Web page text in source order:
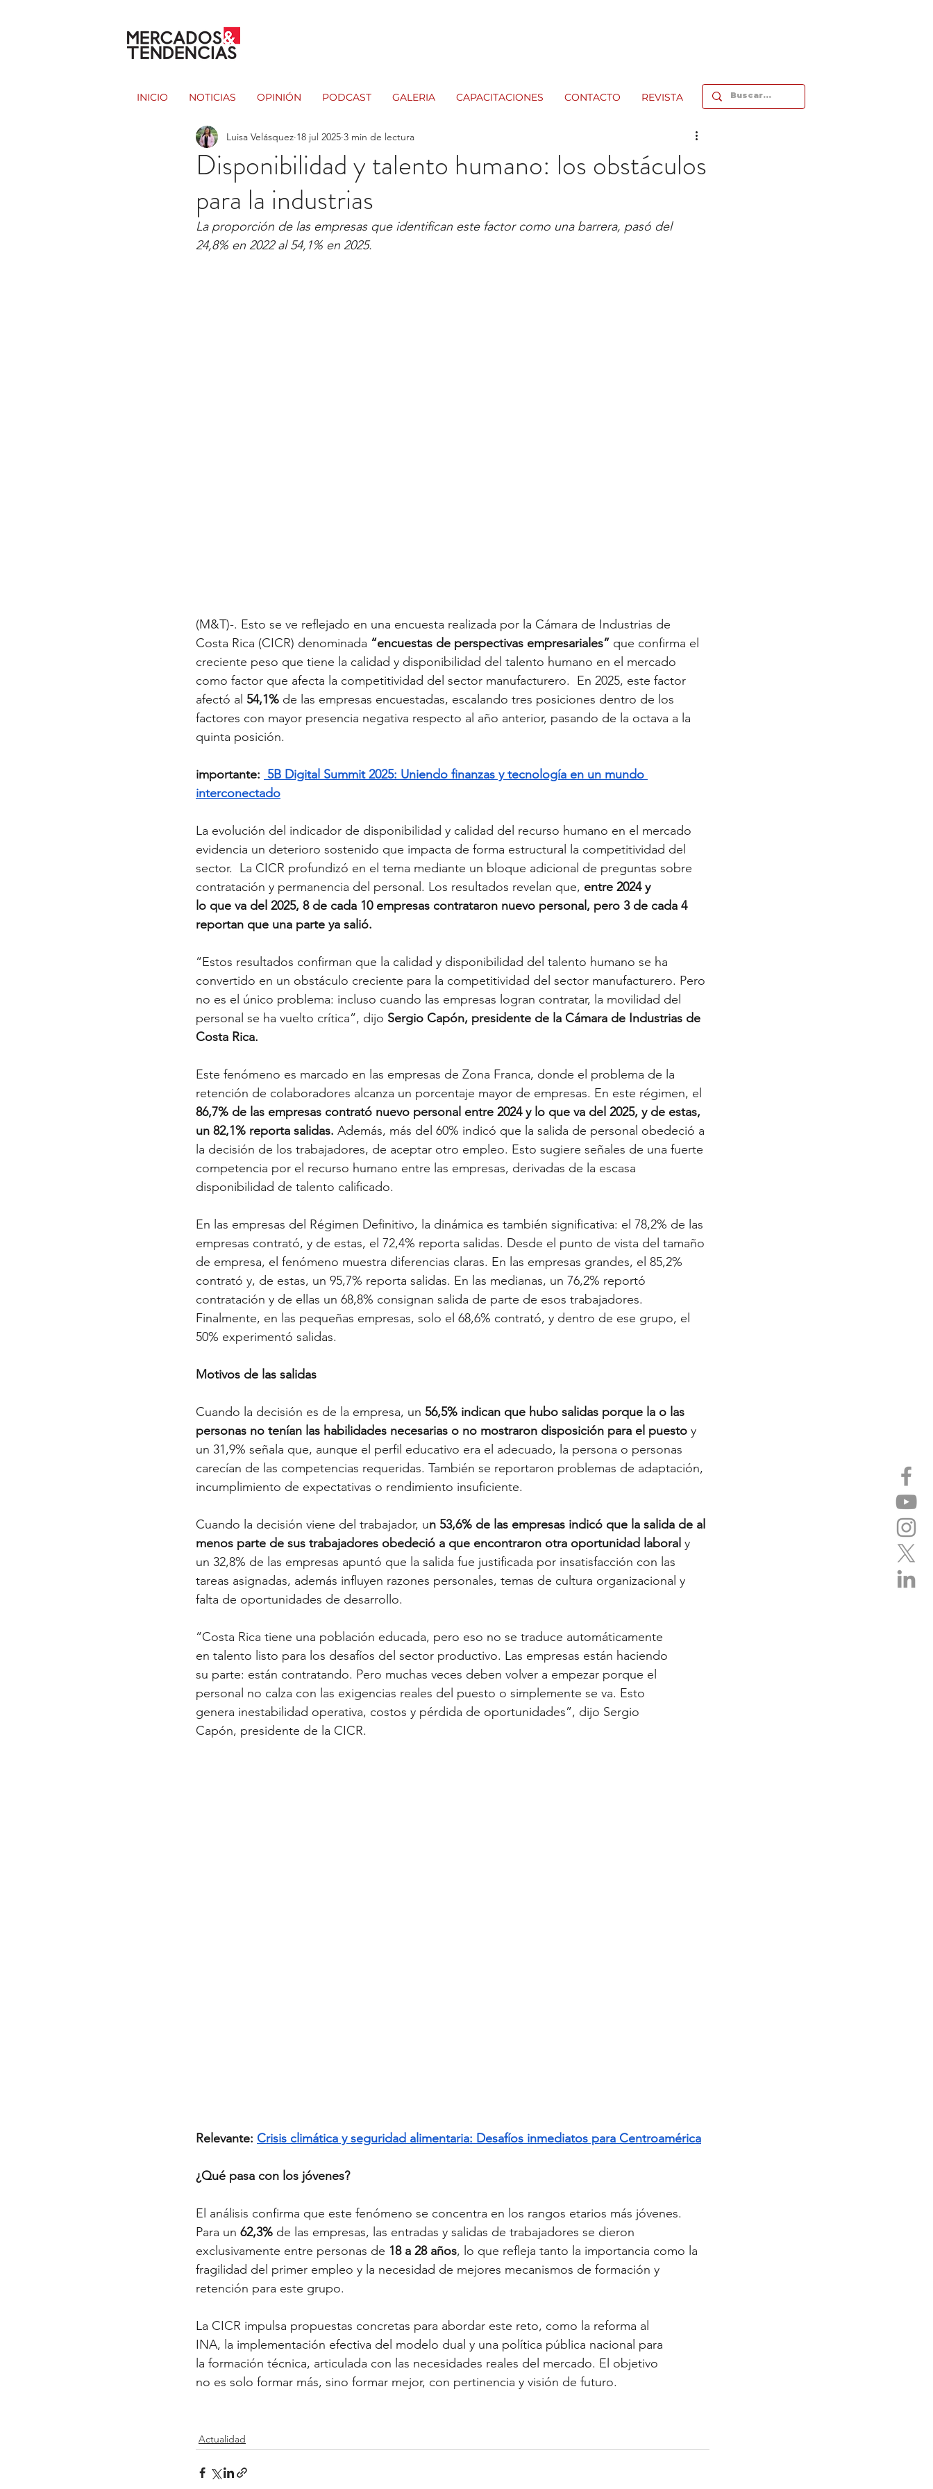
INICIO NOTICIAS OPINIÓN PODCAST GALERIA CAPACITACIONES CONTACTO REVISTA
Disponibilidad y talento humano: los obstáculos
para la industrias
Luisa Velásquez 18 jul 2025 3 min de lectura
La proporción de las empresas que identifican este factor como una barrera, pasó del
24,8% en 2022 al 54,1% en 2025.
(M&T)-. Esto se ve reflejado en una encuesta realizada por la Cámara de Industrias de
Costa Rica (CICR) denominada “encuestas de perspectivas empresariales” que confirma el
creciente peso que tiene la calidad y disponibilidad del talento humano en el mercado
como factor que afecta la competitividad del sector manufacturero.  En 2025, este factor
afectó al 54,1% de las empresas encuestadas, escalando tres posiciones dentro de los
factores con mayor presencia negativa respecto al año anterior, pasando de la octava a la
quinta posición.
importante: 5B Digital Summit 2025: Uniendo finanzas y tecnología en un mundo
interconectado
La evolución del indicador de disponibilidad y calidad del recurso humano en el mercado
evidencia un deterioro sostenido que impacta de forma estructural la competitividad del
sector.  La CICR profundizó en el tema mediante un bloque adicional de preguntas sobre
contratación y permanencia del personal. Los resultados revelan que, entre 2024 y
lo que va del 2025, 8 de cada 10 empresas contrataron nuevo personal, pero 3 de cada 4
reportan que una parte ya salió.
“Estos resultados confirman que la calidad y disponibilidad del talento humano se ha
convertido en un obstáculo creciente para la competitividad del sector manufacturero. Pero
no es el único problema: incluso cuando las empresas logran contratar, la movilidad del
personal se ha vuelto crítica”, dijo Sergio Capón, presidente de la Cámara de Industrias de
Costa Rica.
Este fenómeno es marcado en las empresas de Zona Franca, donde el problema de la
retención de colaboradores alcanza un porcentaje mayor de empresas. En este régimen, el
86,7% de las empresas contrató nuevo personal entre 2024 y lo que va del 2025, y de estas,
un 82,1% reporta salidas. Además, más del 60% indicó que la salida de personal obedeció a
la decisión de los trabajadores, de aceptar otro empleo. Esto sugiere señales de una fuerte
competencia por el recurso humano entre las empresas, derivadas de la escasa
disponibilidad de talento calificado.
En las empresas del Régimen Definitivo, la dinámica es también significativa: el 78,2% de las
empresas contrató, y de estas, el 72,4% reporta salidas. Desde el punto de vista del tamaño
de empresa, el fenómeno muestra diferencias claras. En las empresas grandes, el 85,2%
contrató y, de estas, un 95,7% reporta salidas. En las medianas, un 76,2% reportó
contratación y de ellas un 68,8% consignan salida de parte de esos trabajadores.
Finalmente, en las pequeñas empresas, solo el 68,6% contrató, y dentro de ese grupo, el
50% experimentó salidas.
Motivos de las salidas
Cuando la decisión es de la empresa, un 56,5% indican que hubo salidas porque la o las
personas no tenían las habilidades necesarias o no mostraron disposición para el puesto y
un 31,9% señala que, aunque el perfil educativo era el adecuado, la persona o personas
carecían de las competencias requeridas. También se reportaron problemas de adaptación,
incumplimiento de expectativas o rendimiento insuficiente.
Cuando la decisión viene del trabajador, un 53,6% de las empresas indicó que la salida de al
menos parte de sus trabajadores obedeció a que encontraron otra oportunidad laboral y
un 32,8% de las empresas apuntó que la salida fue justificada por insatisfacción con las
tareas asignadas, además influyen razones personales, temas de cultura organizacional y
falta de oportunidades de desarrollo.
“Costa Rica tiene una población educada, pero eso no se traduce automáticamente
en talento listo para los desafíos del sector productivo. Las empresas están haciendo
su parte: están contratando. Pero muchas veces deben volver a empezar porque el
personal no calza con las exigencias reales del puesto o simplemente se va. Esto
genera inestabilidad operativa, costos y pérdida de oportunidades”, dijo Sergio
Capón, presidente de la CICR.
Relevante: Crisis climática y seguridad alimentaria: Desafíos inmediatos para Centroamérica
¿Qué pasa con los jóvenes?
El análisis confirma que este fenómeno se concentra en los rangos etarios más jóvenes.
Para un 62,3% de las empresas, las entradas y salidas de trabajadores se dieron
exclusivamente entre personas de 18 a 28 años, lo que refleja tanto la importancia como la
fragilidad del primer empleo y la necesidad de mejores mecanismos de formación y
retención para este grupo.
La CICR impulsa propuestas concretas para abordar este reto, como la reforma al
INA, la implementación efectiva del modelo dual y una política pública nacional para
la formación técnica, articulada con las necesidades reales del mercado. El objetivo
no es solo formar más, sino formar mejor, con pertinencia y visión de futuro.
Actualidad